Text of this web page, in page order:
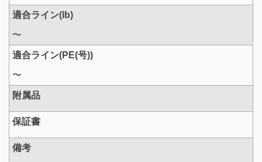
適合ライン(lb)
〜
適合ライン(PE(号))
〜
附属品
保証書
備考